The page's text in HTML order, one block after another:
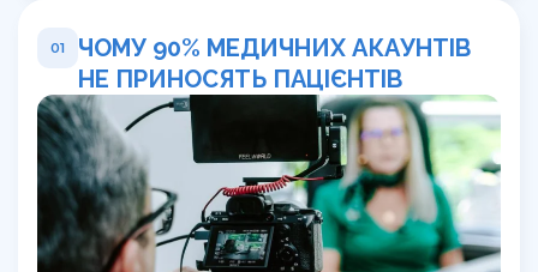
01
ЧОМУ 90% МЕДИЧНИХ АКАУНТІВ
НЕ ПРИНОСЯТЬ ПАЦІЄНТІВ